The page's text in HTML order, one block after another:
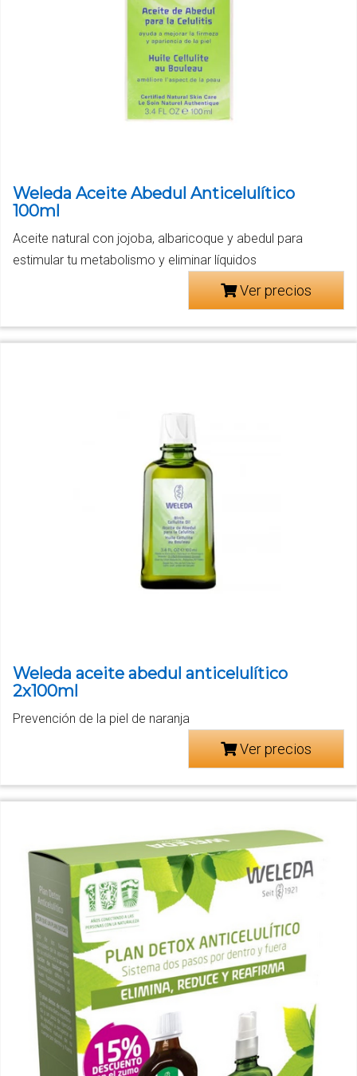
Weleda Aceite Abedul Anticelulítico
100ml
Aceite natural con jojoba, albaricoque y abedul para
estimular tu metabolismo y eliminar líquidos
Ver precios
Weleda aceite abedul anticelulítico
2x100ml
Prevención de la piel de naranja
Ver precios